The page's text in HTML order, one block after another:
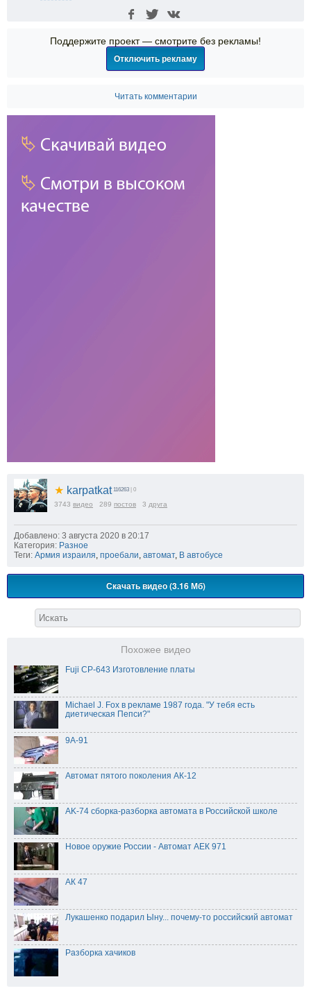
Поддержите проект — смотрите без рекламы!
Отключить рекламу
Читать комментарии
★ karpatkat 116263 | 0
3743 видео 289 постов 3 друга
Добавлено: 3 августа 2020 в 20:17
Категория: Разное
Теги: Армия израиля проебали автомат, В автобусе
Скачать видео (3.16 Мб)
Похожее видео
Fuji CP-643 Изготовление платы
Michael J. Fox в рекламе 1987 года. "У тебя есть
диетическая Пепси?"
9A-91
Автомат пятого поколения АК-12
AK-74 сборка-разборка автомата в Российской школе
Новое оружие России - Автомат АЕК 971
АК 47
Лукашенко подарил Ыну... почему-то российский автомат
Разборка хачиков